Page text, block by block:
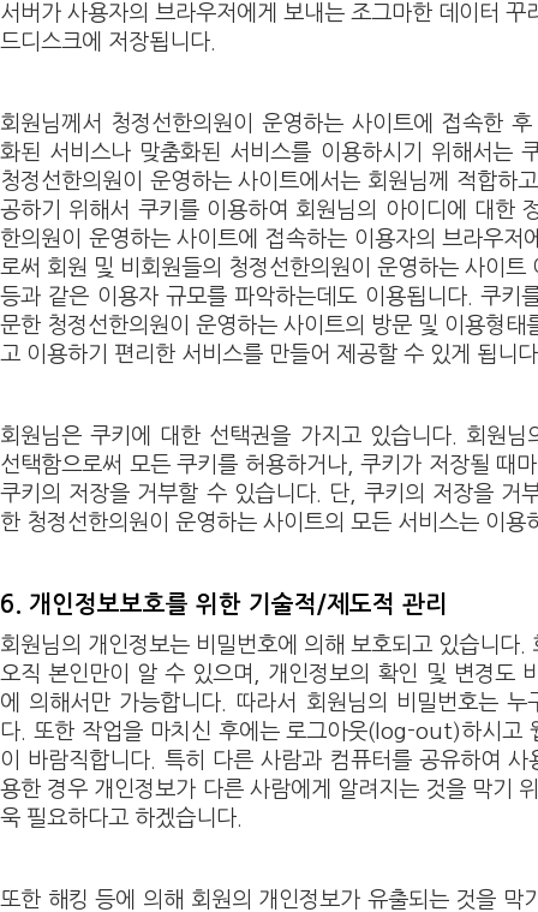
서버가 사용자의 브라우저에게 보내는 조그마한 데이터 꾸
드디스크에 저장됩니다.
회원님께서 청정선한의원이 운영하는 사이트에 접속한
화된 서비스나 맞춤화된 서비스를 이용하시기 위해서는
청정선한의원이 운영하는 사이트에서는 회원님께 적합하
공하기 위해서 쿠키를 이용하여 회원님의 아이디에 대한
한의원이 운영하는 사이트에 접속하는 이용자의 브라우저
로써 회원 및 비회원들의 청정선한의원이 운영하는 사이트
등과 같은 이용자 규모를 파악하는데도 이용됩니다. 쿠키
문한 청정선한의원이 운영하는 사이트의 방문 및 이용형태
고 이용하기 편리한 서비스를 만들어 제공할 수 있게 됩니
회원님은 쿠키에 대한 선택권을 가지고 있습니다. 회원님
선택함으로써 모든 쿠키를 허용하거나, 쿠키가 저장될 때
쿠키의 저장을 거부할 수 있습니다. 단, 쿠키의 저장을 거
한 청정선한의원이 운영하는 사이트의 모든 서비스는 이용
6. 개인정보보호를 위한 기술적/제도적 관리
회원님의 개인정보는 비밀번호에 의해 보호되고 있습니다.
오직 본인만이 알 수 있으며, 개인정보의 확인 및 변경도
에 의해서만 가능합니다. 따라서 회원님의 비밀번호는 누
다. 또한 작업을 마치신 후에는 로그아웃(log-out)하시고
이 바람직합니다. 특히 다른 사람과 컴퓨터를 공유하여 사
용한 경우 개인정보가 다른 사람에게 알려지는 것을 막기
욱 필요하다고 하겠습니다.
또한 해킹 등에 의해 회원의 개인정보가 유출되는 것을 막